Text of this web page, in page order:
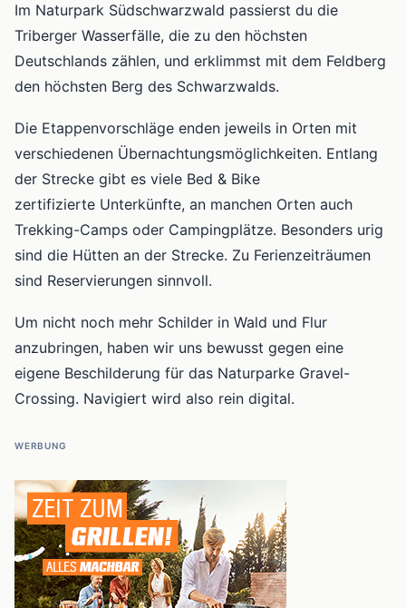
Im Naturpark Südschwarzwald passierst du die
Triberger Wasserfälle, die zu den höchsten
Deutschlands zählen, und erklimmst mit dem Feldberg
den höchsten Berg des Schwarzwalds.
Die Etappenvorschläge enden jeweils in Orten mit
verschiedenen Übernachtungsmöglichkeiten. Entlang
der Strecke gibt es viele Bed & Bike
zertifizierte Unterkünfte, an manchen Orten auch
Trekking-Camps oder Campingplätze. Besonders urig
sind die Hütten an der Strecke. Zu Ferienzeiträumen
sind Reservierungen sinnvoll.
Um nicht noch mehr Schilder in Wald und Flur
anzubringen, haben wir uns bewusst gegen eine
eigene Beschilderung für das Naturparke Gravel-
Crossing. Navigiert wird also rein digital.
WERBUNG